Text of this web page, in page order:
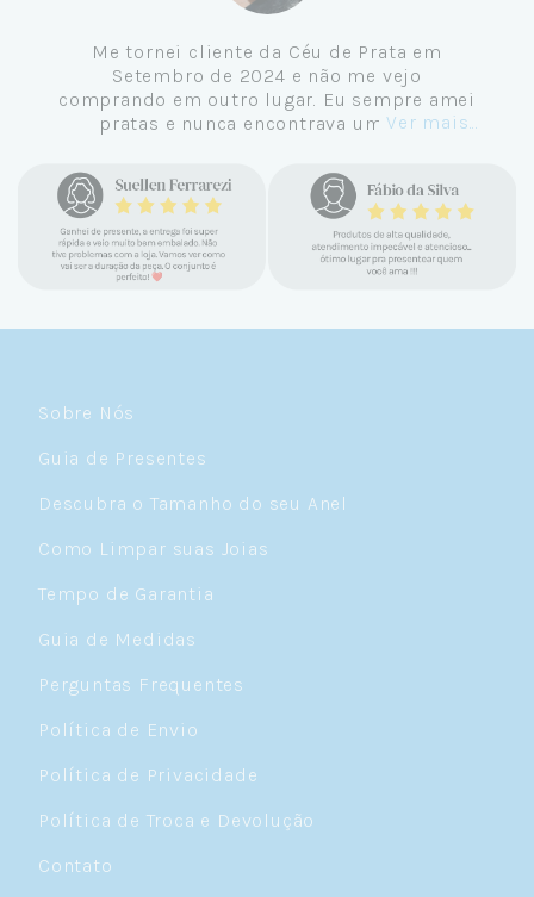
Me tornei cliente da Céu de Prata em
Setembro de 2024 e não me vejo
comprando em outro lugar. Eu sempre amei
pratas e nunca encontrava uma loja
encontrar a Céu. Atendimento
personalizado, verdadeiras jóias prata 925,
mimos e brindes incríveis. Virei cliente fiel
e amo demais as pratas que são lindas, tem
um brilho incrível e preço super justo. Fora
Ver mais...
Sobre Nós
Guia de Presentes
Descubra o Tamanho do seu Anel
Como Limpar suas Joias
Tempo de Garantia
Guia de Medidas
Perguntas Frequentes
Política de Envio
Política de Privacidade
Política de Troca e Devolução
Contato